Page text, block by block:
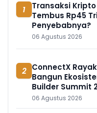
1
Transaksi
Tembus Rp45
Penyebabnya?
06 Agustus 2026
2 ConnectX
Bangun
Builder Summit
06 Agustus 2026